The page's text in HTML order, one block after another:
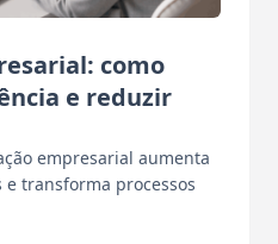
como
e reduzir
empresarial aumenta
transforma processos